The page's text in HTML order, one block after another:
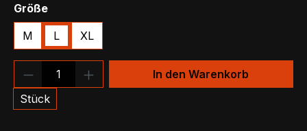
Größeauswählen
M L XL
Produkt Anzahl: Gib den
Stück
In den Warenkorb